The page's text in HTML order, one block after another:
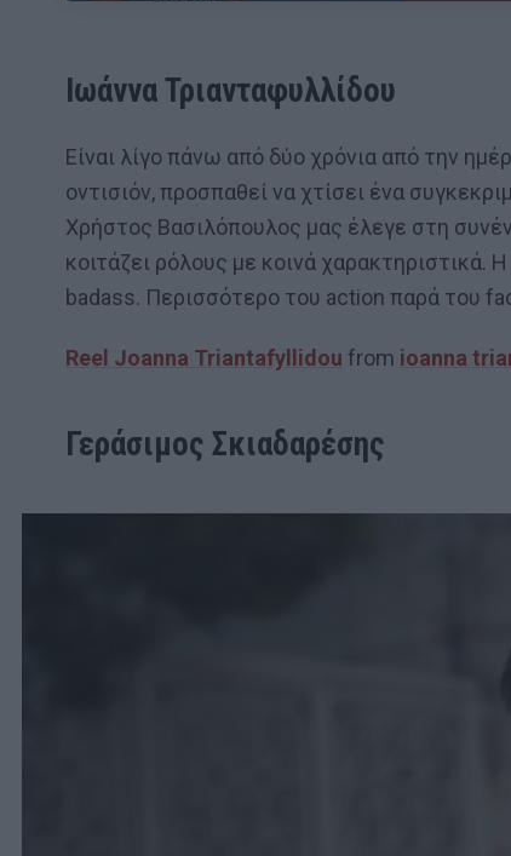
Ιωάννα Τριανταφυλλίδου
Είναι λίγο πάνω από δύο χρόνια από την
οντισιόν, προσπαθεί να χτίσει ένα
Χρήστος Βασιλόπουλος μας έλεγε στη
κοιτάζει ρόλους με κοινά
badass. Περισσότερο του action παρά του
Reel Joanna Triantafyllidou from ioanna
Γεράσιμος Σκιαδαρέσης